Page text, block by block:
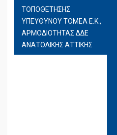
ΤΟΠΟΘΕΤΗΣΗΣ
ΥΠΕΥΘΥΝΟΥ ΤΟΜΕΑ Ε.Κ.,
ΑΡΜΟΔΙΟΤΗΤΑΣ ΔΔΕ
ΑΝΑΤΟΛΙΚΗΣ ΑΤΤΙΚΗΣ